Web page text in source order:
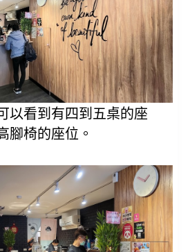
以看到有四到五桌的座
腳椅的座位。